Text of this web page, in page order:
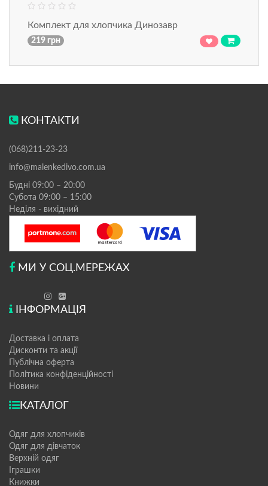
Комплект для хлопчика Динозавр
219 грн
КОНТАКТИ
(068)211-23-23
info@malenkedivo.com.ua
Будні 09:00 – 20:00
Субота 09:00 – 15:00
Неділя - вихідний
МИ У СОЦ.МЕРЕЖАХ
ІНФОРМАЦІЯ
Доставка і оплата
Дисконти та акції
Публічна оферта
Політика конфіденційності
Новини
КАТАЛОГ
Одяг для хлопчиків
Одяг для дівчаток
Верхній одяг
Іграшки
Книжки